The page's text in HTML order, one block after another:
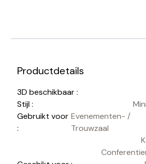
Productdetails
3D beschikbaar :
Stijl :
Gebruikt voor
:
Evenementen- /
Trouwzaal